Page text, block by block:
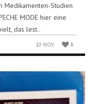
Medikamenten-Studien
MODE hier eine
das lest..
10 NOV. 8